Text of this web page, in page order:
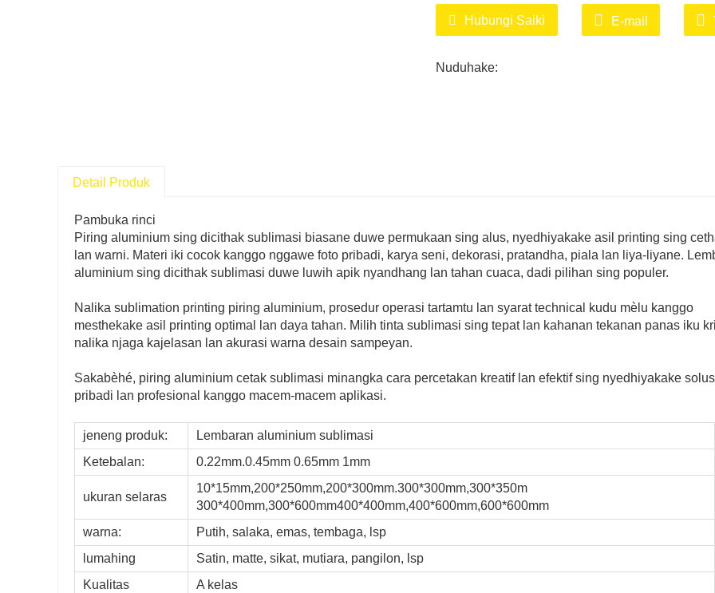
Hubungi Saiki E-mail
Nuduhake:
Detail Produk
Pambuka rinci
Piring aluminium sing dicithak sublimasi biasane duwe permukaan sing alus, nyedhiyakake asil printing sing
lan warni. Materi iki cocok kanggo nggawe foto pribadi, karya seni, dekorasi, pratandha, piala lan liya-liyane.
aluminium sing dicithak sublimasi duwe luwih apik nyandhang lan tahan cuaca, dadi pilihan sing populer.
Nalika sublimation printing piring aluminium, prosedur operasi tartamtu lan syarat technical kudu mèlu kanggo
mesthekake asil printing optimal lan daya tahan. Milih tinta sublimasi sing tepat lan kahanan tekanan panas iku
nalika njaga kajelasan lan akurasi warna desain sampeyan.
Sakabèhé, piring aluminium cetak sublimasi minangka cara percetakan kreatif lan efektif sing nyedhiyakake
pribadi lan profesional kanggo macem-macem aplikasi.
jeneng produk:
Lembaran aluminium sublimasi
Ketebalan:
0.22mm.0.45mm 0.65mm 1mm
ukuran selaras
10*15mm,200*250mm,200*300mm.300*300mm,300*350m
300*400mm,300*600mm400*400mm,400*600mm,600*600mm
warna:
Putih, salaka, emas, tembaga, lsp
lumahing
Satin, matte, sikat, mutiara, pangilon, lsp
Kualitas
A kelas